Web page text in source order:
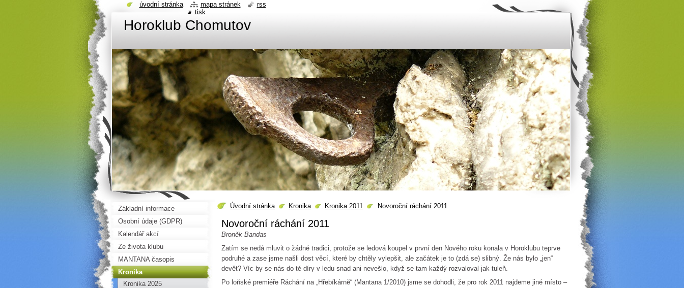
Horoklub Chomutov
Úvodní stránka Kronika Kronika 2011 Novoroční ráchání 2011
Novoroční ráchání 2011
Broněk Bandas
Zatím se nedá mluvit o žádné tradici, protože se ledová koupel v první den Nového roku konala v Horoklubu teprve
podruhé a zase jsme našli dost věcí, které by chtěly vylepšit, ale začátek je to (zdá se) slibný. Že nás bylo „jen“
devět? Víc by se nás do té díry v ledu snad ani nevešlo, když se tam každý rozvaloval jak tuleň.
Po loňské premiéře Ráchání na „Hřebíkárně“ (Mantana 1/2010) jsme se dohodli, že pro rok 2011 najdeme jiné místo –
Základní informace
Osobní údaje (GDPR)
Kalendář akcí
Ze života klubu
MANTANA časopis
Kronika
Kronika 2025
úvodní stránka mapa stránek
rss
tisk